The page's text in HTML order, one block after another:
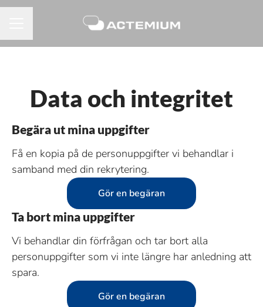
Data och integritet
Begära ut mina uppgifter
Få en kopia på de personuppgifter vi behandlar i
samband med din rekrytering.
Gör en begäran
Ta bort mina uppgifter
Vi behandlar din förfrågan och tar bort alla
personuppgifter som vi inte längre har anledning att
spara.
Gör en begäran